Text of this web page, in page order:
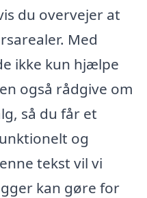
du overvejer at
Med
ikke kun hjælpe
også rådgive om
så du får et
og
tekst vil vi
kan gøre for